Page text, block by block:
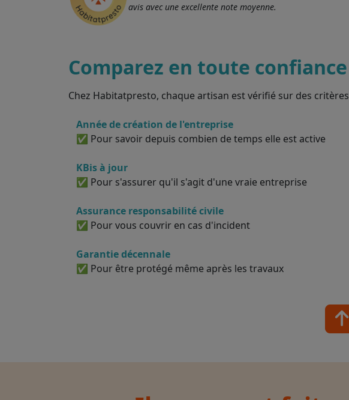
avis avec une excellente note moyenne.
Comparez en toute confiance
Chez Habitatpresto, chaque artisan est vérifié sur des
Année de création de l'entreprise
✅ Pour savoir depuis combien de temps elle est active
KBis à jour
✅ Pour s'assurer qu'il s'agit d'une vraie entreprise
Assurance responsabilité civile
✅ Pour vous couvrir en cas d'incident
Garantie décennale
✅ Pour être protégé même après les travaux